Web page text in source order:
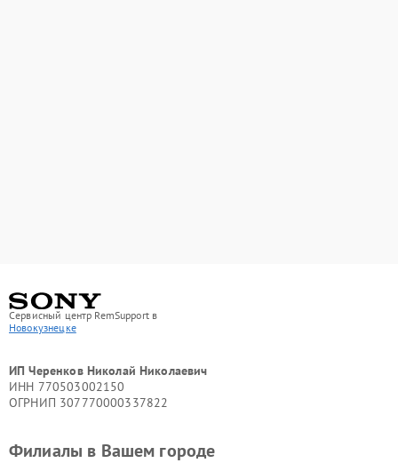
Сервисный центр RemSupport в
Новокузнецке
ИП Черенков Николай Николаевич
ИНН 770503002150
ОГРНИП 307770000337822
Филиалы в Вашем городе